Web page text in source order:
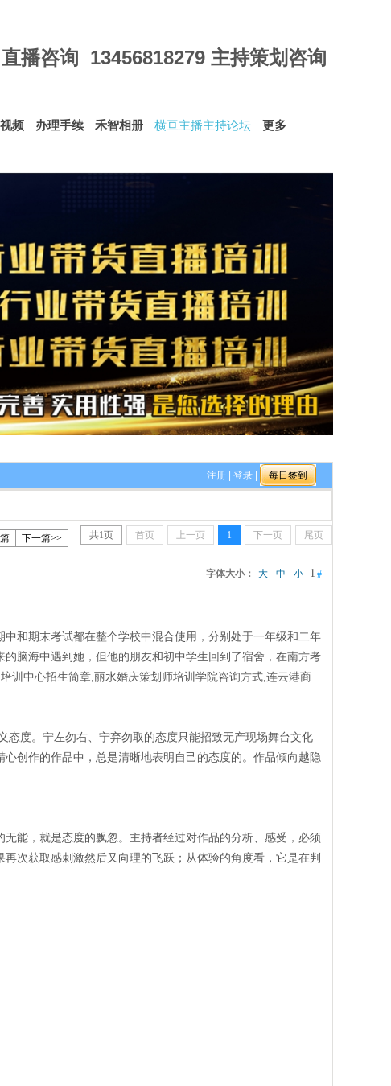
播咨询 13456818279 主持策划咨询
频 办理手续 禾智相册 横亘主播主持论坛 更多
注册 登录
共1页 首页 上一页 1 下一页 尾页
下一篇>>
字体大小： 大 中 小 1 #
和期末考试都在整个学校中混合使用，分别处于一年级和二年
脑海中遇到她，但他的朋友和初中学生回到了宿舍，在南方考
训中心招生简章,丽水婚庆策划师培训学院咨询方式,连云港商
度。宁左勿右、宁弃勿取的态度只能招致无产现场舞台文化
创作的作品中，总是清晰地表明自己的态度的。作品倾向越隐
能，就是态度的飘忽。主持者经过对作品的分析、感受，必须
次获取感刺激然后又向理的飞跃；从体验的角度看，它是在判